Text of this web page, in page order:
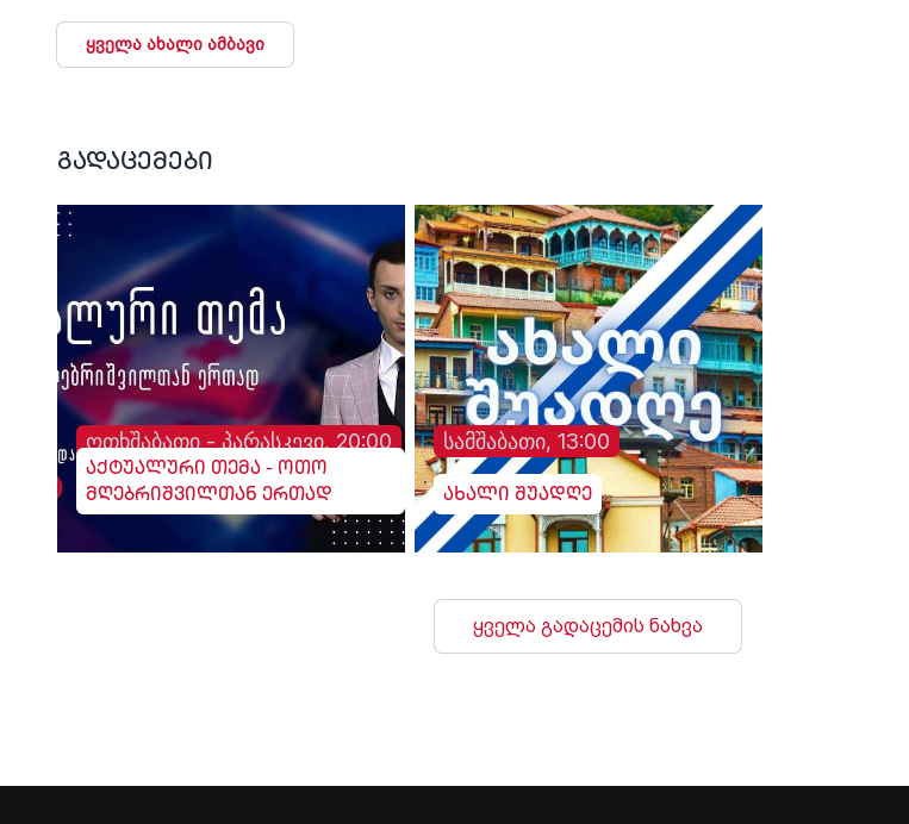
ყველა ახალი ამბავი
გადაცემები
ოთხშაბათი - პარასკევი, 20:00
აქტუალური თემა - ოთო
მღებრიშვილთან ერთად
სამშაბათი, 13:00
ახალი შუადღე
ყველა გადაცემის ნახვა